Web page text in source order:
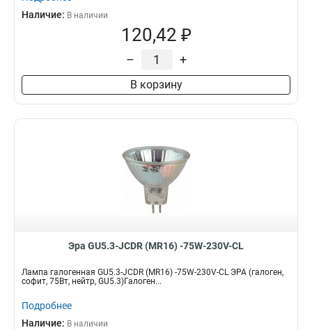
Наличие: В наличии
120,42 ₽
– +
В корзину
Эра GU5.3-JCDR (MR16) -75W-230V-CL
Лампа галогенная GU5.3-JCDR (MR16) -75W-230V-CL ЭРА (галоген,
софит, 75Вт, нейтр, GU5.3)Галоген...
Подробнее
Наличие: В наличии